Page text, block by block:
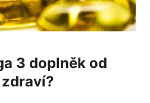
3 doplněk od